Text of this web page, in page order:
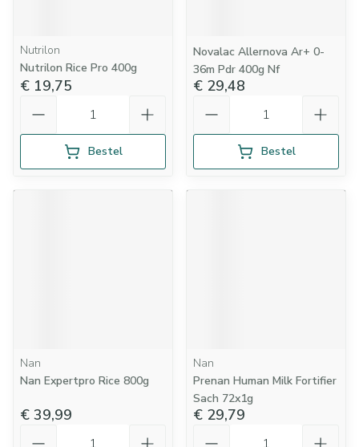
Nutrilon
Nutrilon Rice Pro 400g
€ 19,75
Bestel
Novalac Allernova Ar+ 0-
36m Pdr 400g Nf
€ 29,48
Bestel
Nan
Nan Expertpro Rice 800g
€ 39,99
Nan
Prenan Human Milk Fortifier
Sach 72x1g
€ 29,79